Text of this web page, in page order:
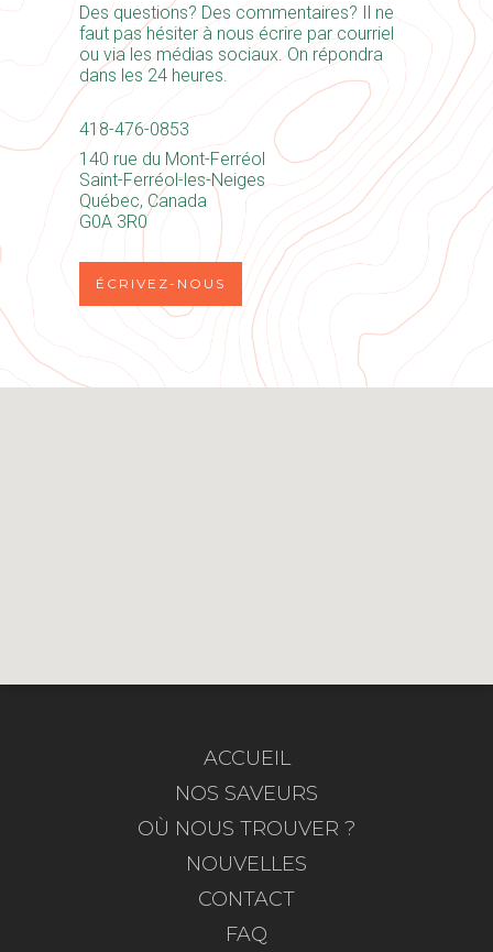
Des questions? Des commentaires? Il ne
faut pas hésiter à nous écrire par courriel
ou via les médias sociaux. On répondra
dans les 24 heures.
418-476-0853
140 rue du Mont-Ferréol
Saint-Ferréol-les-Neiges
Québec, Canada
G0A 3R0
ÉCRIVEZ-NOUS
ACCUEIL
NOS SAVEURS
OÙ NOUS TROUVER ?
NOUVELLES
CONTACT
FAQ